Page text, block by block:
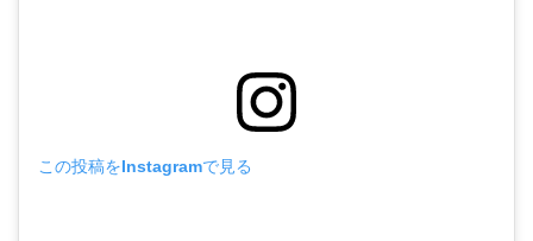
この投稿をInstagramで見る